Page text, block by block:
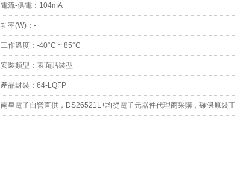
電流-供電：104mA
功率(W)：-
工作溫度：-40°C ~ 85°C
安裝類型：表面貼裝型
產品封裝：64-LQFP
南皇電子自營直供，DS26521L+均從電子元器件代理商采購，確保原裝正